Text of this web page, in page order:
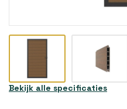
Bekijk alle specificaties